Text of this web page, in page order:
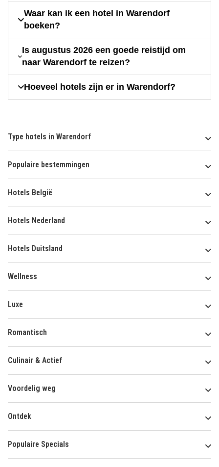
Waar kan ik een hotel in Warendorf
boeken?
Is augustus 2026 een goede reistijd om
naar Warendorf te reizen?
Hoeveel hotels zijn er in Warendorf?
Type hotels in Warendorf
Populaire bestemmingen
Hotels België
Hotels Nederland
Hotels Duitsland
Wellness
Luxe
Romantisch
Culinair & Actief
Voordelig weg
Ontdek
Populaire Specials